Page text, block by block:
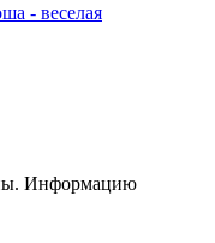
- веселая
Информацию